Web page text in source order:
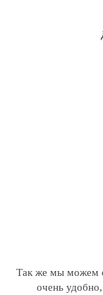
Так же мы можем
очень